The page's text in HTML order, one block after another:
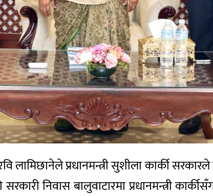
रवि लामिछानेले प्रधानमन्त्री सुशीला कार्की
निवास बालुवाटारमा प्रधानमन्त्री